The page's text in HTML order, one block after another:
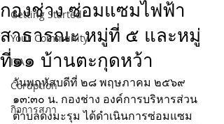
Getting Started
Your Community
ITA
Coruption
กิจการสภา
กองช่าง ซ่อมแซมไฟฟ้า
สาธารณะ หมู่ที่ ๕ และหมู่
ที่๑๑ บ้านตะกุดหว้า
วันพฤหัสบดีที่ ๒๘ พฤษภาคม ๒๕๖๙
๑๓:๓๐ น. กองช่าง องค์การบริหารส่วน
ตำบลดงมะรุม ได้ดำเนินการซ่อมแซม